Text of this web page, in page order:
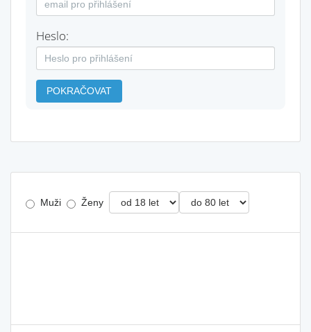
Heslo:
POKRAČOVAT
Muži Ženy